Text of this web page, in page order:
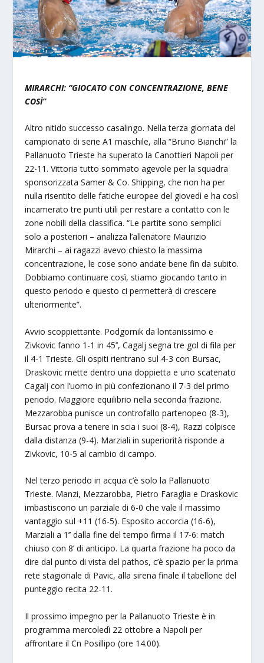
MIRARCHI: “GIOCATO CON CONCENTRAZIONE, BENE
COSÌ”
Altro nitido successo casalingo. Nella terza giornata del
campionato di serie A1 maschile, alla “Bruno Bianchi” la
Pallanuoto Trieste ha superato la Canottieri Napoli per
22-11. Vittoria tutto sommato agevole per la squadra
sponsorizzata Samer & Co. Shipping, che non ha per
nulla risentito delle fatiche europee del giovedì e ha così
incamerato tre punti utili per restare a contatto con le
zone nobili della classifica. “Le partite sono semplici
solo a posteriori – analizza l’allenatore Maurizio
Mirarchi – ai ragazzi avevo chiesto la massima
concentrazione, le cose sono andate bene fin da subito.
Dobbiamo continuare così, stiamo giocando tanto in
questo periodo e questo ci permetterà di crescere
ulteriormente”.
Avvio scoppiettante. Podgornik da lontanissimo e
Zivkovic fanno 1-1 in 45’’, Cagalj segna tre gol di fila per
il 4-1 Trieste. Gli ospiti rientrano sul 4-3 con Bursac,
Draskovic mette dentro una doppietta e uno scatenato
Cagalj con l’uomo in più confezionano il 7-3 del primo
periodo. Maggiore equilibrio nella seconda frazione.
Mezzarobba punisce un controfallo partenopeo (8-3),
Bursac prova a tenere in scia i suoi (8-4), Razzi colpisce
dalla distanza (9-4). Marziali in superiorità risponde a
Zivkovic, 10-5 al cambio di campo.
Nel terzo periodo in acqua c’è solo la Pallanuoto
Trieste. Manzi, Mezzarobba, Pietro Faraglia e Draskovic
imbastiscono un parziale di 6-0 che vale il massimo
vantaggio sul +11 (16-5). Esposito accorcia (16-6),
Marziali a 1’’ dalla fine del tempo firma il 17-6: match
chiuso con 8’ di anticipo. La quarta frazione ha poco da
dire dal punto di vista del pathos, c’è spazio per la prima
rete stagionale di Pavic, alla sirena finale il tabellone del
punteggio recita 22-11.
Il prossimo impegno per la Pallanuoto Trieste è in
programma mercoledì 22 ottobre a Napoli per
affrontare il Cn Posillipo (ore 14.00).